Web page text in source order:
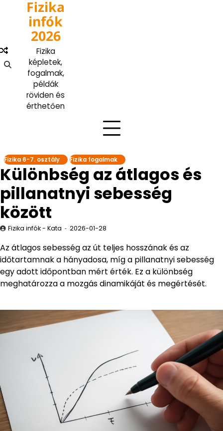
content
Fizika
infók
2026
Fizika
képletek,
fogalmak,
példák
röviden és
érthetően
Fizika 6-7. osztály Fizika fogalmak
Különbség az átlagos és
pillanatnyi sebesség
között
Fizika infók - Kata 2026-01-28
Az átlagos sebesség az út teljes hosszának és az
időtartamnak a hányadosa, míg a pillanatnyi sebesség
egy adott időpontban mért érték. Ez a különbség
meghatározza a mozgás dinamikáját és megértését.